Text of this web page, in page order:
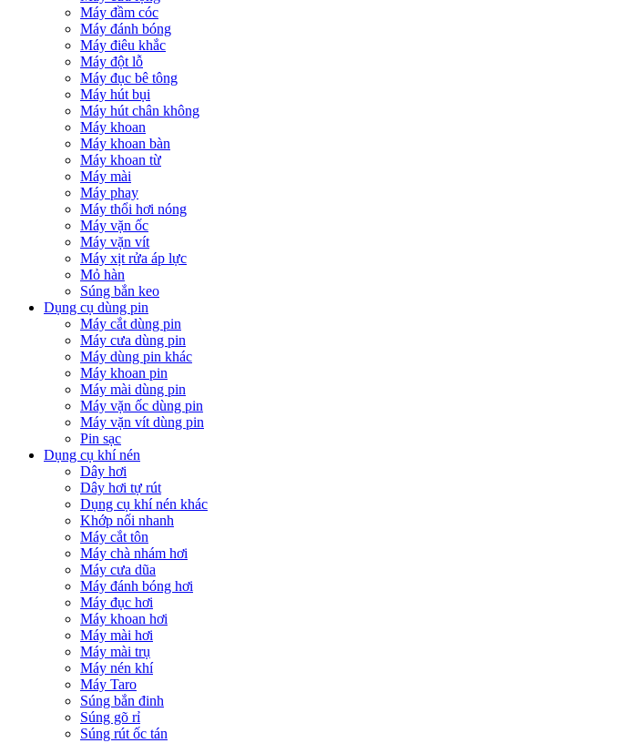
Máy đầm cóc
Máy đánh bóng
Máy điêu khắc
Máy đột lỗ
Máy đục bê tông
Máy hút bụi
Máy hút chân không
Máy khoan
Máy khoan bàn
Máy khoan từ
Máy mài
Máy phay
Máy thổi hơi nóng
Máy vặn ốc
Máy vặn vít
Máy xịt rửa áp lực
Mỏ hàn
Súng bắn keo
Dụng cụ dùng pin
Máy cắt dùng pin
Máy cưa dùng pin
Máy dùng pin khác
Máy khoan pin
Máy mài dùng pin
Máy vặn ốc dùng pin
Máy vặn vít dùng pin
Pin sạc
Dụng cụ khí nén
Dây hơi
Dây hơi tự rút
Dụng cụ khí nén khác
Khớp nối nhanh
Máy cắt tôn
Máy chà nhám hơi
Máy cưa dũa
Máy đánh bóng hơi
Máy đục hơi
Máy khoan hơi
Máy mài hơi
Máy mài trụ
Máy nén khí
Máy Taro
Súng bắn đinh
Súng gõ rỉ
Súng rút ốc tán